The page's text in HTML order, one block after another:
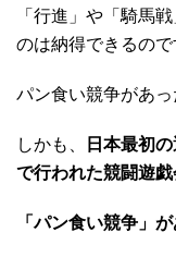
「行進」や「騎馬
のは納得できるので
パン食い競争があっ
しかも、
日本最初
で行われた競闘遊戯
「パン食い競争」